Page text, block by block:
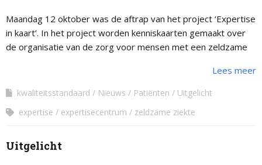
Maandag 12 oktober was de aftrap van het project ‘Expertise
in kaart’. In het project worden kenniskaarten gemaakt over
de organisatie van de zorg voor mensen met een zeldzame
Lees meer
kwaliteitsstandaard Nieuws Patiënten
Uitgelicht
expertise
expertisecentrum zeldzame ziekte
Uitgelicht